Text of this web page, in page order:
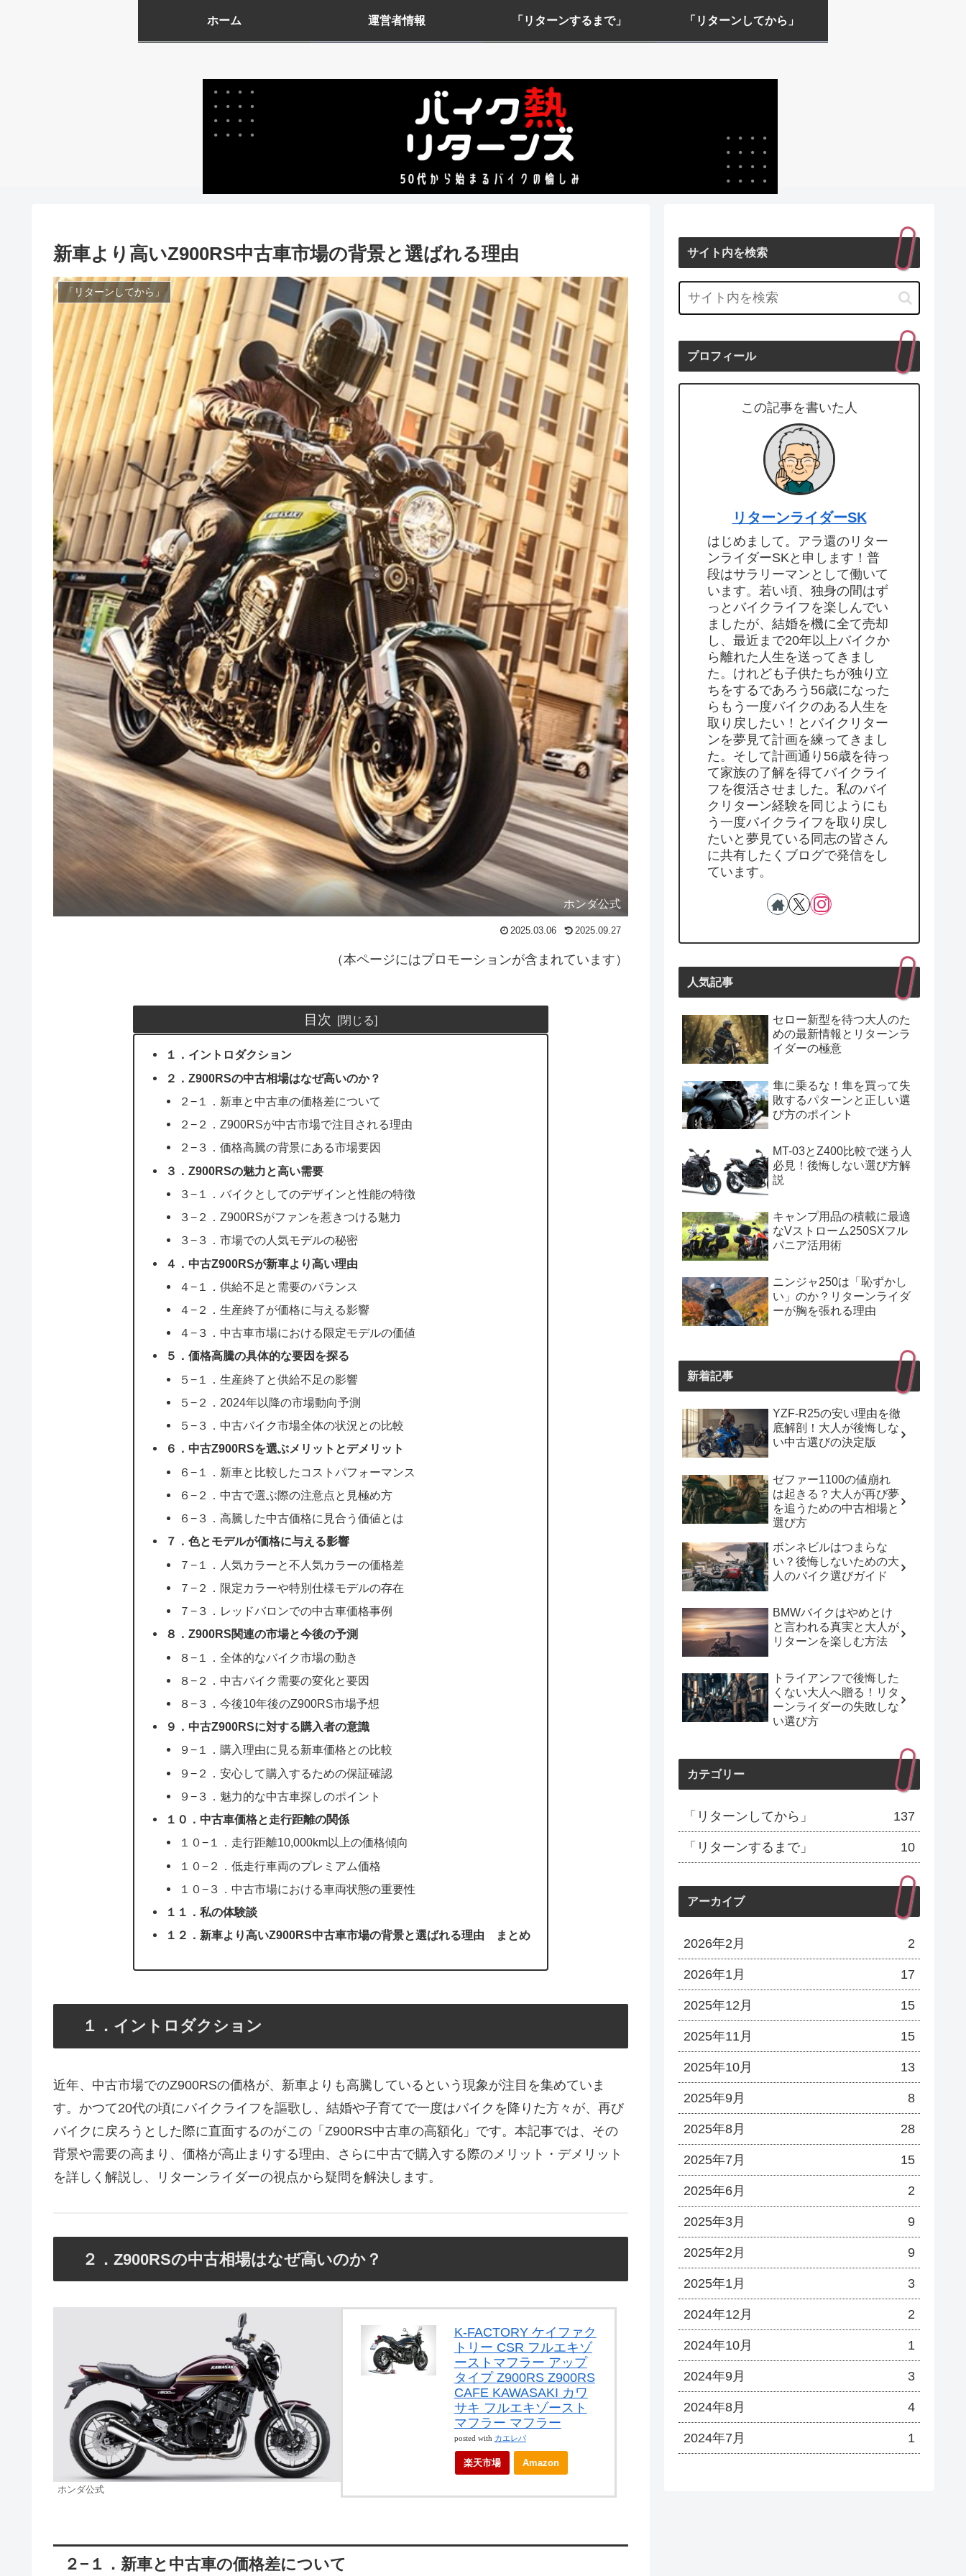
ホーム 運営者情報 「リターンするまで」 「リターンしてから」
新車より高いZ900RS中古車市場の背景と選ばれる理由
「リターンしてから」
ホンダ公式
2025.03.06 2025.09.27
（本ページにはプロモーションが含まれています）
目次
１．イントロダクション
２．Z900RSの中古相場はなぜ高いのか？
２−１．新車と中古車の価格差について
２−２．Z900RSが中古市場で注目される理由
２−３．価格高騰の背景にある市場要因
３．Z900RSの魅力と高い需要
３−１．バイクとしてのデザインと性能の特徴
３−２．Z900RSがファンを惹きつける魅力
３−３．市場での人気モデルの秘密
４．中古Z900RSが新車より高い理由
４−１．供給不足と需要のバランス
４−２．生産終了が価格に与える影響
４−３．中古車市場における限定モデルの価値
５．価格高騰の具体的な要因を探る
５−１．生産終了と供給不足の影響
５−２．2024年以降の市場動向予測
５−３．中古バイク市場全体の状況との比較
６．中古Z900RSを選ぶメリットとデメリット
６−１．新車と比較したコストパフォーマンス
６−２．中古で選ぶ際の注意点と見極め方
６−３．高騰した中古価格に見合う価値とは
７．色とモデルが価格に与える影響
７−１．人気カラーと不人気カラーの価格差
７−２．限定カラーや特別仕様モデルの存在
７−３．レッドバロンでの中古車価格事例
８．Z900RS関連の市場と今後の予測
８−１．全体的なバイク市場の動き
８−２．中古バイク需要の変化と要因
８−３．今後10年後のZ900RS市場予想
９．中古Z900RSに対する購入者の意識
９−１．購入理由に見る新車価格との比較
９−２．安心して購入するための保証確認
９−３．魅力的な中古車探しのポイント
１０．中古車価格と走行距離の関係
１０−１．走行距離10,000km以上の価格傾向
１０−２．低走行車両のプレミアム価格
１０−３．中古市場における車両状態の重要性
１１．私の体験談
１２．新車より高いZ900RS中古車市場の背景と選ばれる理由 まとめ
１．イントロダクション
近年、中古市場でのZ900RSの価格が、新車よりも高騰しているという現象が注目を集めていま
す。かつて20代の頃にバイクライフを謳歌し、結婚や子育てで一度はバイクを降りた方々が、再び
バイクに戻ろうとした際に直面するのがこの「Z900RS中古車の高額化」です。本記事では、その
背景や需要の高まり、価格が高止まりする理由、さらに中古で購入する際のメリット・デメリット
を詳しく解説し、リターンライダーの視点から疑問を解決します。
２．Z900RSの中古相場はなぜ高いのか？
ホンダ公式
K-FACTORY ケイファク
トリー CSR フルエキゾ
ーストマフラー アップ
タイプ Z900RS Z900RS
CAFE KAWASAKI カワ
サキ フルエキゾースト
マフラー マフラー
posted with カエレバ
楽天市場 Amazon
２−１．新車と中古車の価格差について
サイト内を検索
プロフィール
この記事を書いた人
リターンライダーSK
はじめまして。アラ還のリター
ンライダーSKと申します！普
段はサラリーマンとして働いて
います。若い頃、独身の間はず
っとバイクライフを楽しんでい
ましたが、結婚を機に全て売却
し、最近まで20年以上バイクか
ら離れた人生を送ってきまし
た。けれども子供たちが独り立
ちをするであろう56歳になった
らもう一度バイクのある人生を
取り戻したい！とバイクリター
ンを夢見て計画を練ってきまし
た。そして計画通り56歳を待っ
て家族の了解を得てバイクライ
フを復活させました。私のバイ
クリターン経験を同じようにも
う一度バイクライフを取り戻し
たいと夢見ている同志の皆さん
に共有したくブログで発信をし
ています。
人気記事
セロー新型を待つ大人のた
めの最新情報とリターンラ
イダーの極意
隼に乗るな！隼を買って失
敗するパターンと正しい選
び方のポイント
MT-03とZ400比較で迷う人
必見！後悔しない選び方解
説
キャンプ用品の積載に最適
なVストローム250SXフル
パニア活用術
ニンジャ250は「恥ずかし
い」のか？リターンライダ
ーが胸を張れる理由
新着記事
YZF-R25の安い理由を徹
底解剖！大人が後悔しな
い中古選びの決定版
ゼファー1100の値崩れ
は起きる？大人が再び夢
を追うための中古相場と
選び方
ボンネビルはつまらな
い？後悔しないための大
人のバイク選びガイド
BMWバイクはやめとけ
と言われる真実と大人が
リターンを楽しむ方法
トライアンフで後悔した
くない大人へ贈る！リタ
ーンライダーの失敗しな
い選び方
カテゴリー
「リターンしてから」 137
「リターンするまで」 10
アーカイブ
2026年2月 2
2026年1月 17
2025年12月 15
2025年11月 15
2025年10月 13
2025年9月 8
2025年8月 28
2025年7月 15
2025年6月 2
2025年3月 9
2025年2月 9
2025年1月 3
2024年12月 2
2024年10月 1
2024年9月 3
2024年8月 4
2024年7月 1